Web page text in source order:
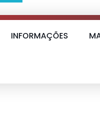
INFORMAÇÕES